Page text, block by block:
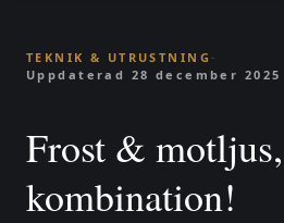
TEKNIK & UTRUSTNING ·
Uppdaterad 28 december 2025
Frost &
kombination!